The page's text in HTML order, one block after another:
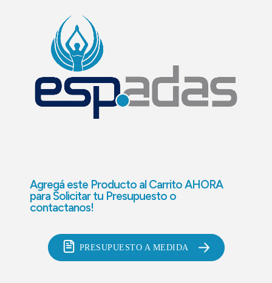
Agregá este Producto al Carrito AHORA
paraSolicitar tu Presupuesto o
contactanos!
PRESUPUESTO A MEDIDA